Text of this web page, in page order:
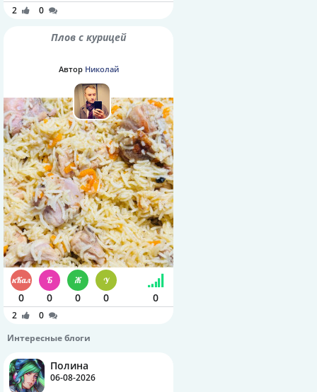
2 0
Плов с курицей
Автор Николай
0 0 0 0 0
2
0
Интересные блоги
Полина
06-08-2026